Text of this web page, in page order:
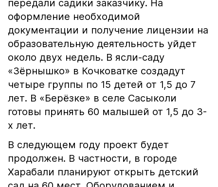
передали садики заказчику. На
оформление необходимой
документации и получение лицензии на
образовательную деятельность уйдет
около двух недель. В ясли-саду
«Зёрнышко» в Кочковатке создадут
четыре группы по 15 детей от 1,5 до 7
лет. В «Берёзке» в селе Сасыколи
готовы принять 60 малышей от 1,5 до 3-
х лет.
В следующем году проект будет
продолжен. В частности, в городе
Харабали планируют открыть детский